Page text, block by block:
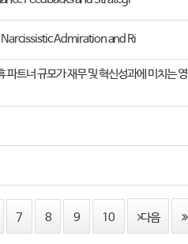
Admiration and Ri
트너 규모가 재무 및 혁신성과에 미치는 영
7 8 9 10 다음